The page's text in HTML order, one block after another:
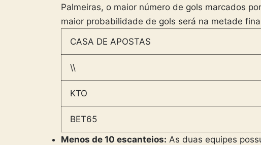
Palmeiras, o maior número de gols marcados
maior probabilidade de gols será na metade
CASA DE APOSTAS
\\
KTO
BET65
Menos de 10 escanteios: As duas equipes